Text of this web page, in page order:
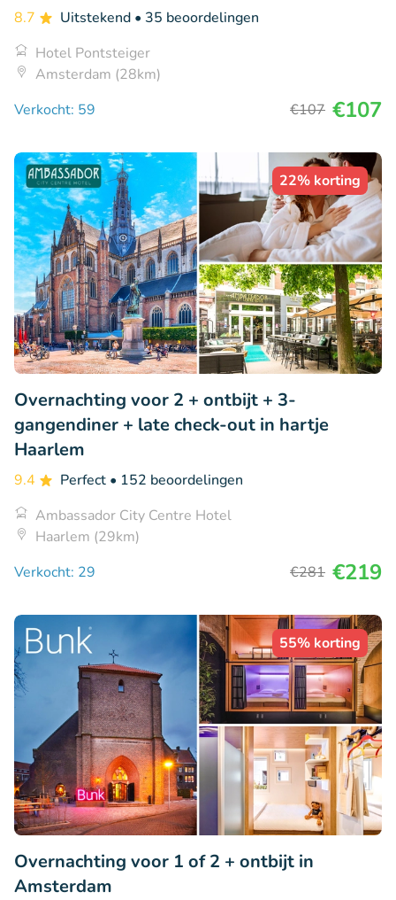
8.7 Uitstekend • 35 beoordelingen
Hotel Pontsteiger
Amsterdam (28km)
Verkocht: 59
€107 €107
22% korting
Overnachting voor 2 + ontbijt + 3-
gangendiner + late check-out in hartje
Haarlem
9.4 Perfect • 152 beoordelingen
Ambassador City Centre Hotel
Haarlem (29km)
Verkocht: 29
€281 €219
55% korting
Overnachting voor 1 of 2 + ontbijt in
Amsterdam